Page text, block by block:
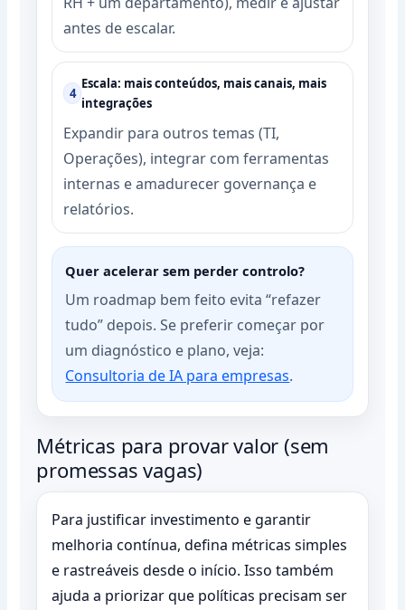
antes de escalar.
4
Escala: mais conteúdos, mais canais, mais
integrações
Expandir para outros temas (TI,
Operações), integrar com ferramentas
internas e amadurecer governança e
relatórios.
Quer acelerar sem perder controlo?
Um roadmap bem feito evita “refazer
tudo” depois. Se preferir começar por
um diagnóstico e plano, veja:
Consultoria de IA para empresas.
Métricas para provar valor (sem
promessas vagas)
Para justificar investimento e garantir
melhoria contínua, defina métricas simples
e rastreáveis desde o início. Isso também
ajuda a priorizar que políticas precisam ser